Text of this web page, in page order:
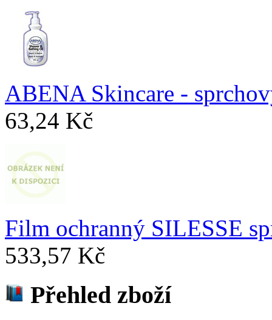
ABENA Skincare -
63,24 Kč
Film ochranný SILESSE
533,57 Kč
Přehled zboží